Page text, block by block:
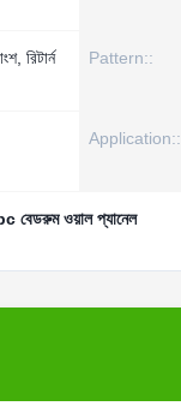
রিটার্ন
Pattern::
Application::
বেডরুম ওয়াল প্যানেল